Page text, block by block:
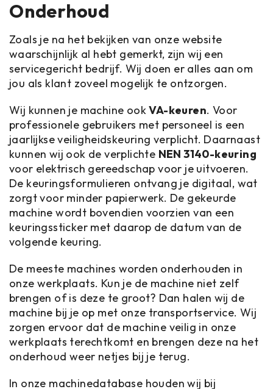
Onderhoud
Zoals je na het bekijken van onze website
waarschijnlijk al hebt gemerkt, zijn wij een
servicegericht bedrijf. Wij doen er alles aan om
jou als klant zoveel mogelijk te ontzorgen.
Wij kunnen je machine ookVA-keuren. Voor
professionele gebruikers met personeel is een
jaarlijkse veiligheidskeuring verplicht. Daarnaast
kunnen wij ook de verplichte NEN 3140-keuring
voor elektrisch gereedschap voor je uitvoeren.
De keuringsformulieren ontvang je digitaal, wat
zorgt voor minder papierwerk. De gekeurde
machine wordt bovendien voorzien van een
keuringssticker met daarop de datum van de
volgende keuring.
De meeste machines worden onderhouden in
onze werkplaats. Kun je de machine niet zelf
brengen of is deze te groot? Dan halen wij de
machine bij je op met onze transportservice. Wij
zorgen ervoor dat de machine veilig in onze
werkplaats terechtkomt en brengen deze na het
onderhoud weer netjes bij je terug.
In onze machinedatabase houden wij bij